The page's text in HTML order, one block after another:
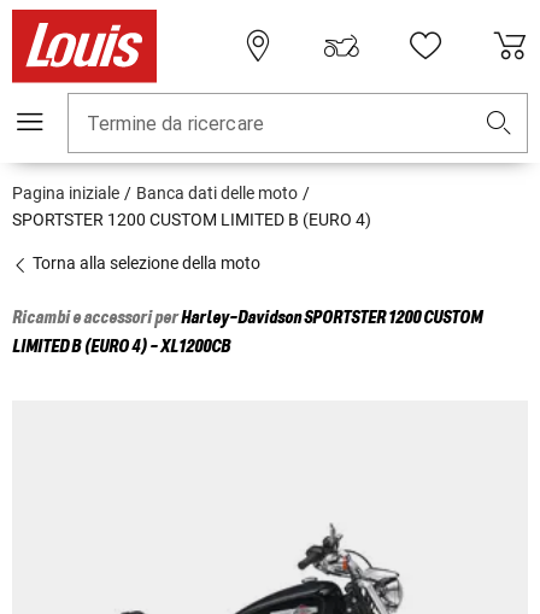
Termine da ricercare
Pagina iniziale
Banca dati delle moto
SPORTSTER 1200 CUSTOM LIMITED B (EURO 4)
Torna alla selezione della moto
Ricambi e accessori perHarley-DavidsonSPORTSTER 1200 CUSTOM
LIMITED B (EURO 4) - XL1200CB